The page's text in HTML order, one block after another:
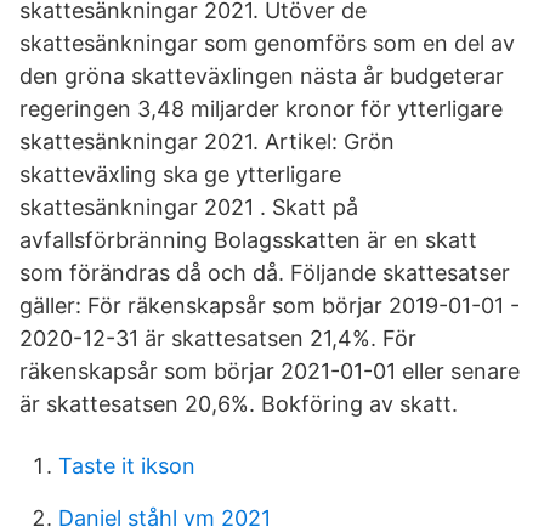
skattesänkningar 2021. Utöver de
skattesänkningar som genomförs som en del av
den gröna skatteväxlingen nästa år budgeterar
regeringen 3,48 miljarder kronor för ytterligare
skattesänkningar 2021. Artikel: Grön
skatteväxling ska ge ytterligare
skattesänkningar 2021 . Skatt på
avfallsförbränning Bolagsskatten är en skatt
som förändras då och då. Följande skattesatser
gäller: För räkenskapsår som börjar 2019-01-01 -
2020-12-31 är skattesatsen 21,4%. För
räkenskapsår som börjar 2021-01-01 eller senare
är skattesatsen 20,6%. Bokföring av skatt.
Taste it ikson
Daniel ståhl vm 2021